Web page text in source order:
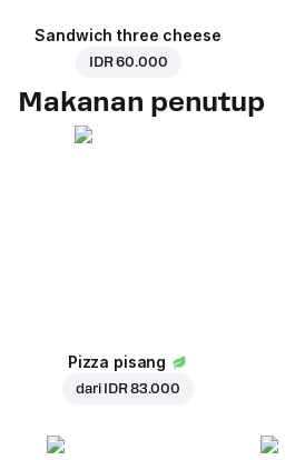
Sandwich three cheese
IDR 60.000
Makanan penutup
Pizza pisang
dari IDR 83.000